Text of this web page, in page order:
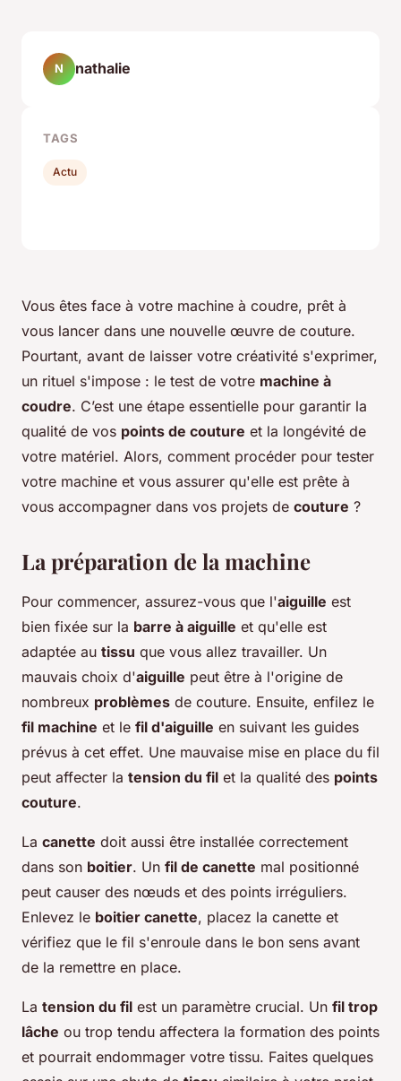
Vous êtes face à votre machine à coudre, prêt à
vous lancer dans une nouvelle œuvre de couture.
Pourtant, avant de laisser votre créativité s'exprimer,
un rituel s'impose : le test de votre machine à
coudre. C’est une étape essentielle pour garantir la
qualité de vos points de couture et la longévité de
votre matériel. Alors, comment procéder pour tester
votre machine et vous assurer qu'elle est prête à
vous accompagner dans vos projets de couture ?
La préparation de la machine
Pour commencer, assurez-vous que l'aiguille est
bien fixée sur la barre à aiguille et qu'elle est
adaptée au tissu que vous allez travailler. Un
mauvais choix d'aiguille peut être à l'origine de
nombreux problèmes de couture. Ensuite, enfilez le
fil machine et le fil d'aiguille en suivant les guides
prévus à cet effet. Une mauvaise mise en place du fil
peut affecter la tension du fil et la qualité des points
couture.
La canette doit aussi être installée correctement
dans son boitier. Un fil de canette mal positionné
peut causer des nœuds et des points irréguliers.
Enlevez le boitier canette, placez la canette et
vérifiez que le fil s'enroule dans le bon sens avant
de la remettre en place.
La tension du fil est un paramètre crucial. Un fil trop
lâche ou trop tendu affectera la formation des points
et pourrait endommager votre tissu. Faites quelques
N nathalie
TAGS
Actu